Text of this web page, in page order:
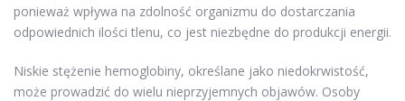
ponieważ wpływa na zdolność organizmu do dostarczania
odpowiednich ilości tlenu, co jest niezbędne do produkcji energii.
Niskie stężenie hemoglobiny, określane jako niedokrwistość,
może prowadzić do wielu nieprzyjemnych objawów. Osoby